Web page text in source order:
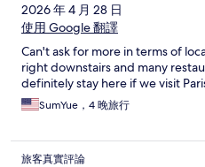
2026 年 4 月 28 日
使用 Google 翻譯
Can't ask for more in terms of
right downstairs and many
definitely stay here if we visit
SumYue，4 晚旅行
旅客真實評論